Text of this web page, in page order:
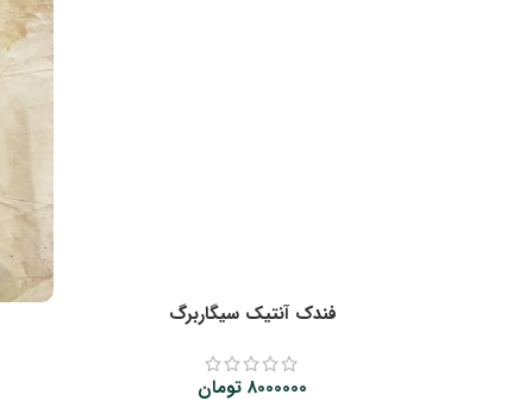
فندک آنتیک سیگاربرگ
8000000 تومان